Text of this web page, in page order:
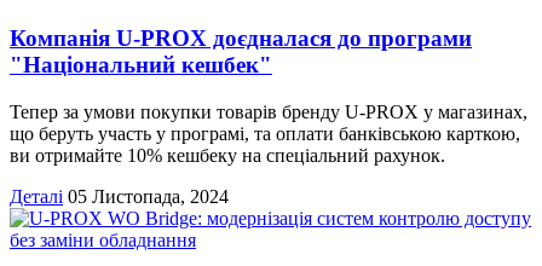
Компанія U-PROX доєдналася до програми
"Національний кешбек"
Тепер за умови покупки товарів бренду U-PROX у магазинах,
що беруть участь у програмі, та оплати банківською карткою,
ви отримайте 10% кешбеку на спеціальний рахунок.
Деталі 05 Листопада, 2024